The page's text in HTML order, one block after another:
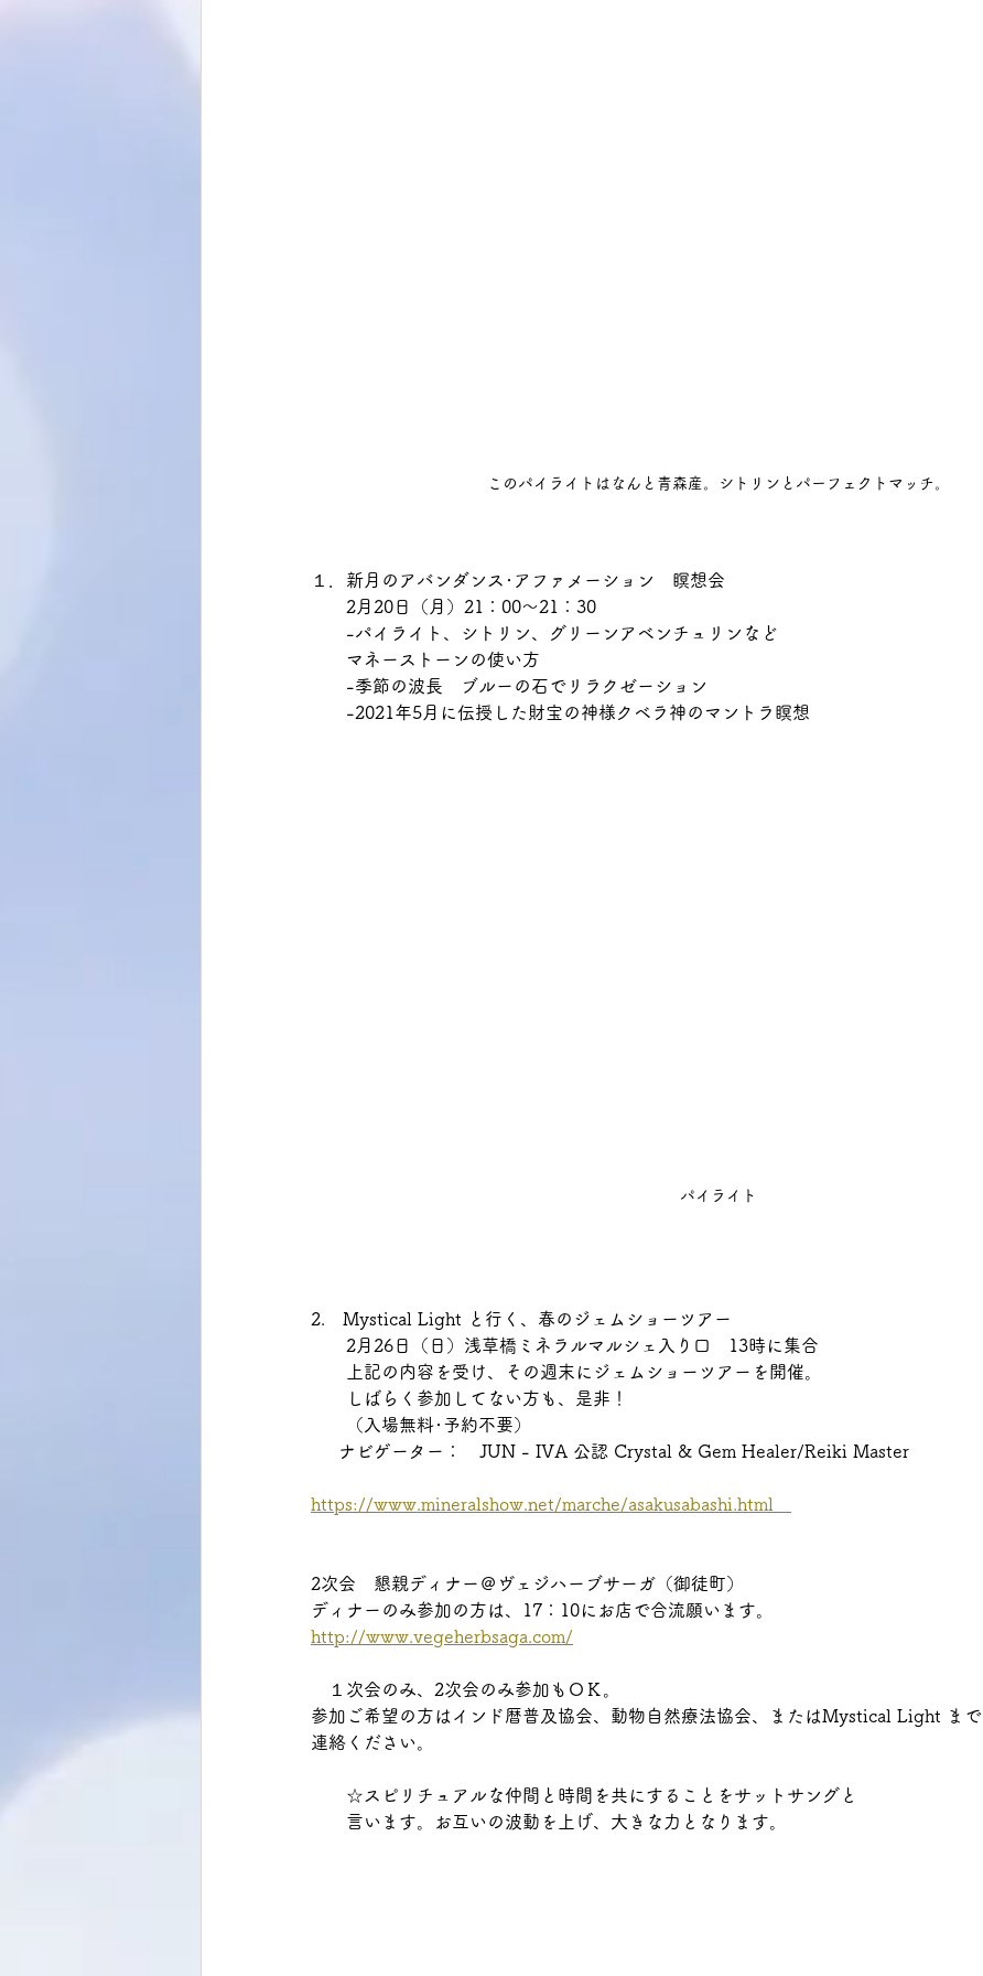
このパイライトはなんと青森産。シトリンとパーフェクトマッチ。
１．新月のアバンダンス･アファメーション　瞑想会
2月20日（月）21：00～21：30
-パイライト、シトリン、グリーンアベンチュリンなど
マネーストーンの使い方
-季節の波長　ブルーの石でリラクゼーション
-2021年5月に伝授した財宝の神様クベラ神のマントラ瞑想
パイライト
2.　Mystical Light と行く、春のジェムショーツアー
2月26日（日）浅草橋ミネラルマルシェ入り口　13時に集合
上記の内容を受け、その週末にジェムショーツアーを開催。
しばらく参加してない方も、是非！
（入場無料･予約不要）
     ナビゲーター：　JUN - IVA 公認 Crystal & Gem Healer/Reiki Master
https://www.mineralshow.net/marche/asakusabashi.html
2次会　懇親ディナー＠ヴェジハーブサーガ（御徒町）
ディナーのみ参加の方は、17：10にお店で合流願います。
http://www.vegeherbsaga.com/
１次会のみ、2次会のみ参加もＯＫ。
参加ご希望の方はインド暦普及協会、動物自然療法協会、またはMystical Light まで
連絡ください。
☆スピリチュアルな仲間と時間を共にすることをサットサングと
言います。お互いの波動を上げ、大きな力となります。